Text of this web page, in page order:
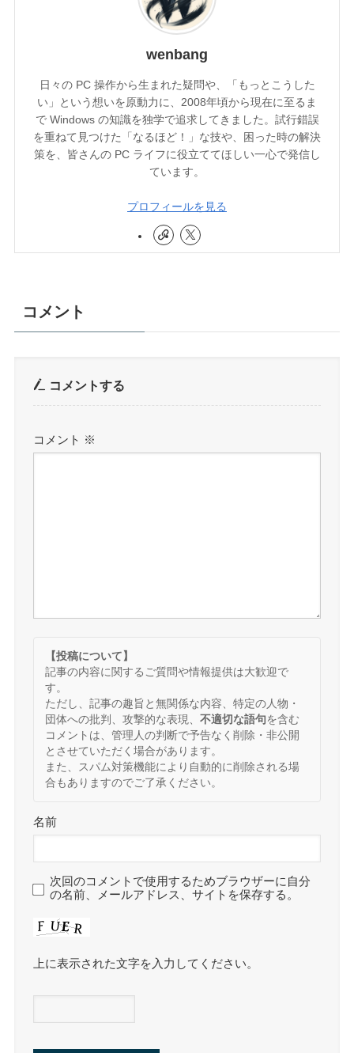
wenbang
日々の PC 操作から生まれた疑問や、「もっとこうした
い」という想いを原動力に、2008年頃から現在に至るま
で Windows の知識を独学で追求してきました。試行錯誤
を重ねて見つけた「なるほど！」な技や、困った時の解決
策を、皆さんの PC ライフに役立ててほしい一心で発信し
ています。
プロフィールを見る
コメント
コメントする
コメント ※
【投稿について】
記事の内容に関するご質問や情報提供は大歓迎で
す。
ただし、記事の趣旨と無関係な内容、特定の人物・
団体への批判、攻撃的な表現、 不適切な語句を含む
コメントは、管理人の判断で予告なく削除・非公開
とさせていただく場合があります。
また、スパム対策機能により自動的に削除される場
合もありますのでご了承ください。
名前
次回のコメントで使用するためブラウザーに自分
の名前、メールアドレス、サイトを保存する。
上に表示された文字を入力してください。